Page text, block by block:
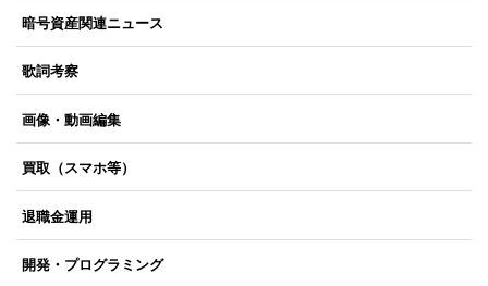
暗号資産関連ニュース
歌詞考察
画像・動画編集
買取（スマホ等）
退職金運用
開発・プログラミング